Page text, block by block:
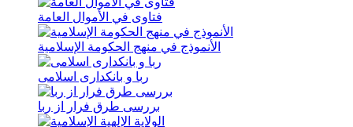
فتاوی في الأموال العامة
الأنموذج في منهج الحکومة الإسلامیة
ربا و بانکداری اسلامی
بررسی طرق فرار از ربا